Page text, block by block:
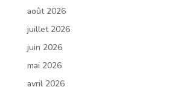
août 2026
juillet 2026
juin 2026
mai 2026
avril 2026